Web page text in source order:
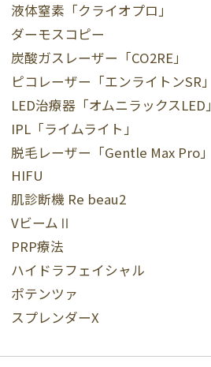
液体窒素「クライオプロ」
ダーモスコピー
炭酸ガスレーザー「CO2RE」
ピコレーザー「エンライトンSR」
LED治療器「オムニラックスLED」
IPL「ライムライト」
脱毛レーザー「Gentle Max Pro」
HIFU
肌診断機 Re beau2
VビームⅡ
PRP療法
ハイドラフェイシャル
ポテンツァ
スプレンダーX